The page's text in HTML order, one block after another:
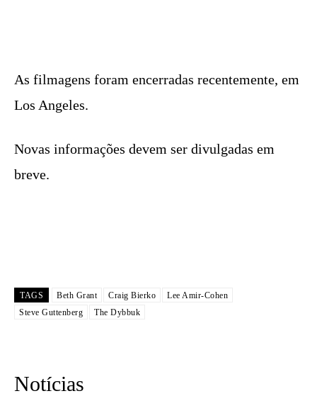
As filmagens foram encerradas recentemente, em
Los Angeles.
Novas informações devem ser divulgadas em
breve.
TAGS Beth Grant Craig Bierko
Lee Amir-Cohen
Steve Guttenberg
The Dybbuk
Notícias